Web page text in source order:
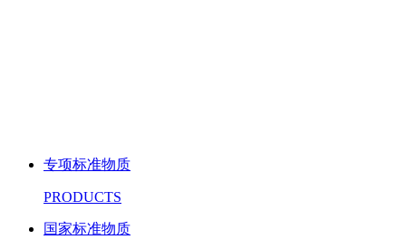
专项标准物质
PRODUCTS
国家标准物质